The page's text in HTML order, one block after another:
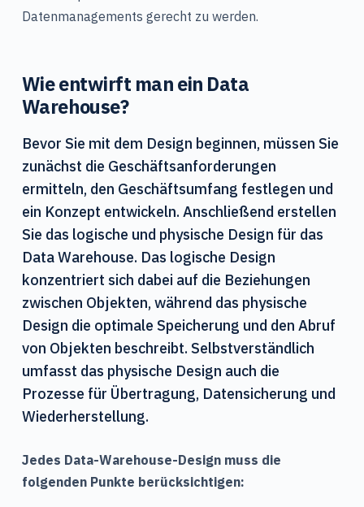
Datenmanagements gerecht zu werden.
Wie entwirft man ein Data
Warehouse?
Bevor Sie mit dem Design beginnen, müssen Sie
zunächst die Geschäftsanforderungen
ermitteln, den Geschäftsumfang festlegen und
ein Konzept entwickeln. Anschließend erstellen
Sie das logische und physische Design für das
Data Warehouse. Das logische Design
konzentriert sich dabei auf die Beziehungen
zwischen Objekten, während das physische
Design die optimale Speicherung und den Abruf
von Objekten beschreibt. Selbstverständlich
umfasst das physische Design auch die
Prozesse für Übertragung, Datensicherung und
Wiederherstellung.
Jedes Data-Warehouse-Design muss die
folgenden Punkte berücksichtigen: